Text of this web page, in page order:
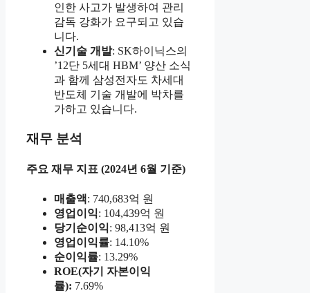
인한 사고가 발생하여 관리
감독 강화가 요구되고 있습
니다.
신기술 개발: SK하이닉스의
’12단 5세대 HBM’ 양산 소식
과 함께 삼성전자도 차세대
반도체 기술 개발에 박차를
가하고 있습니다.
재무 분석
주요 재무 지표 (2024년 6월 기준)
매출액: 740,683억 원
영업이익: 104,439억 원
당기순이익: 98,413억 원
영업이익률: 14.10%
순이익률: 13.29%
ROE(자기 자본이익
률): 7.69%